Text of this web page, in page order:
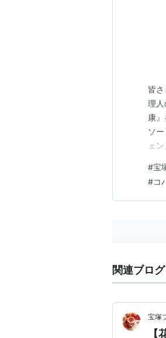
皆
理
康
ソ
ェ
塚
き
#宝
#コ
関連ブログ
宝塚